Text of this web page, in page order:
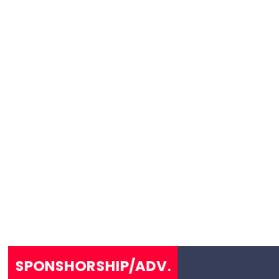
SPONSHORSHIP/ADV.